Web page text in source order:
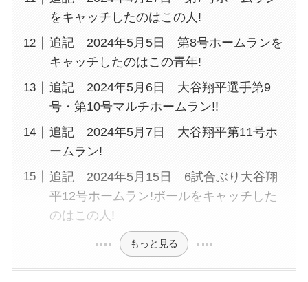
をキャッチしたのはこの人!
追記 2024年5月5日 第8号ホームランを
キャッチしたのはこの青年!
追記 2024年5月6日 大谷翔平選手第9
号・第10号マルチホームラン!!
追記 2024年5月7日 大谷翔平第11号ホ
ームラン!
追記 2024年5月15日 6試合ぶり大谷翔
平12号ホームラン!ボールをキャッチした
のはこの人!
もっと見る